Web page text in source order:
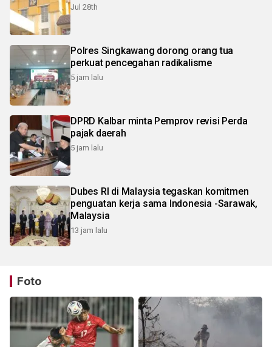
Jul 28th
Polres Singkawang dorong orang tua
perkuat pencegahan radikalisme
5 jam lalu
DPRD Kalbar minta Pemprov revisi Perda
pajak daerah
5 jam lalu
Dubes RI di Malaysia tegaskan komitmen
penguatan kerja sama Indonesia -Sarawak,
Malaysia
13 jam lalu
Foto